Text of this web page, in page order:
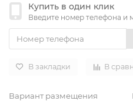
Купить в один клик
Введите номер телефона и
В закладки В
Вариант размещения